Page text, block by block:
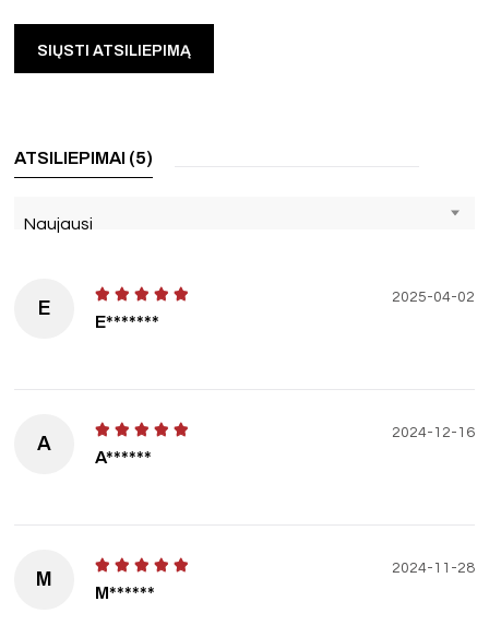
ATSILIEPIMAI (5)
Naujausi
E
E*******
2025-04-02
A
A******
2024-12-16
M
M******
2024-11-28